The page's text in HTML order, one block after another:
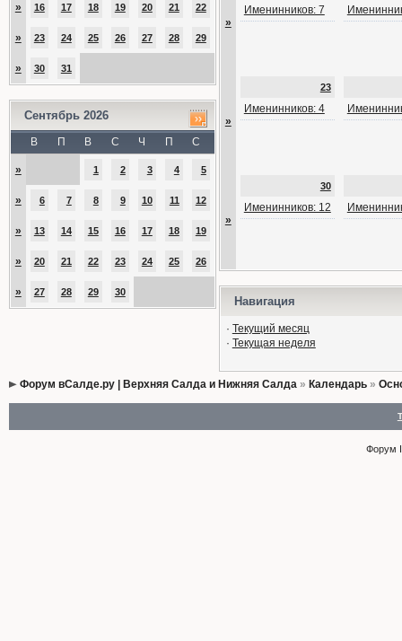
» 16 17 18 19 20 21 22
» 23 24 25 26 27 28 29
» 30 31
Сентябрь 2026
В П В С Ч П С
» 1 2 3 4 5
» 6 7 8 9 10 11 12
» 13 14 15 16 17 18 19
» 20 21 22 23 24 25 26
» 27 28 29 30
»
Именинников: 7
»
23
Именинников: 4
»
30
Именинников: 12
Навигация
· Текущий месяц
· Текущая неделя
Форум вСалде.ру | Верхняя Салда и Нижняя Салда» Календарь»
Форум